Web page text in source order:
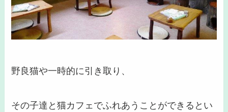
野良猫や一時的に引き取り、
その子達と猫カフェでふれあうことができるとい